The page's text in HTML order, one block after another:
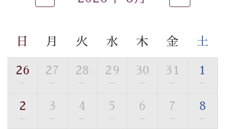
眺望はございませんが、源泉掛け流しの温泉の質を楽し
■諏訪大社4社を巡る無料参拝バス
豊富な知識を持ったドライバー兼ガイドが諏訪大社をご
は【3日前まで】にお電話ください。
※交通規制などにより運行できない日がございます
日 月 火 水 木 金 土
26
—
27
—
28
—
29
—
30
—
31
—
1
—
2
—
3
—
4
—
5
—
6
—
7
—
8
—